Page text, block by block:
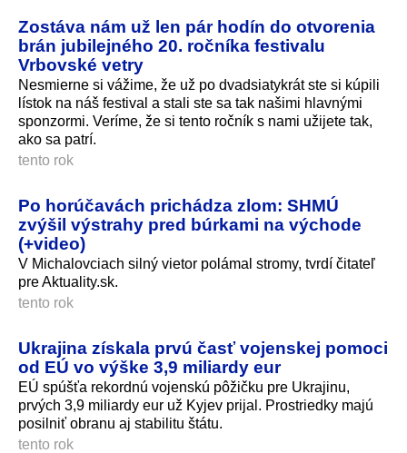
Zostáva nám už len pár hodín do otvorenia
brán jubilejného 20. ročníka festivalu
Vrbovské vetry
Nesmierne si vážime, že už po dvadsiatykrát ste si kúpili
lístok na náš festival a stali ste sa tak našimi hlavnými
sponzormi. Veríme, že si tento ročník s nami užijete tak,
ako sa patrí.
tento rok
Po horúčavách prichádza zlom: SHMÚ
zvýšil výstrahy pred búrkami na východe
(+video)
V Michalovciach silný vietor polámal stromy, tvrdí čitateľ
pre Aktuality.sk.
tento rok
Ukrajina získala prvú časť vojenskej pomoci
od EÚ vo výške 3,9 miliardy eur
EÚ spúšťa rekordnú vojenskú pôžičku pre Ukrajinu,
prvých 3,9 miliardy eur už Kyjev prijal. Prostriedky majú
posilniť obranu aj stabilitu štátu.
tento rok